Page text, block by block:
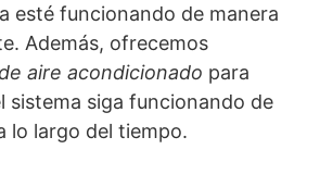
esté funcionando de manera
Además, ofrecemos
aire acondicionado para
sistema siga funcionando de
lo largo del tiempo.